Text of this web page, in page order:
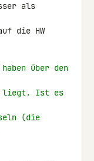
als
die HW
über den
liegt. Ist es
(die